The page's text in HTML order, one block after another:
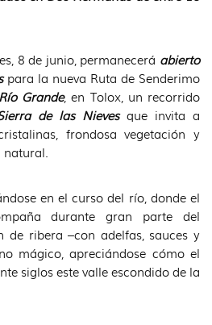
8 de junio, permanecerá abierto
para la nueva Ruta de Senderimo
Río Grande, en Tolox, un recorrido
de las Nievesque invita a
frondosa vegetación y
natural.
en el curso del río, donde el
durante gran parte del
de ribera –con adelfas, sauces y
mágico, apreciándose cómo el
siglos este valle escondido de la